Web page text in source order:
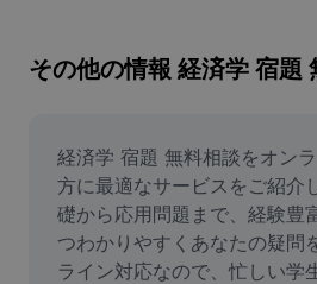
画像補正ツール
オンライン写真エディター
ミームジェネレーター
AI Text Remover
経済学 宿題 無料相談をオン
方に最適なサービスをご紹介
礎から応用問題まで、経験豊
つわかりやすくあなたの疑問
ライン対応なので、忙しい学